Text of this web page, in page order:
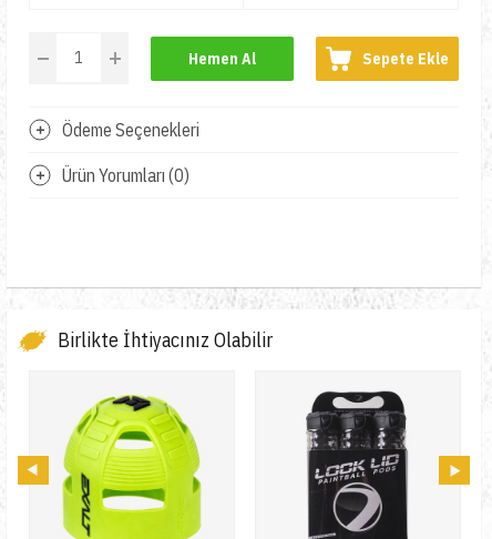
Hemen Al Sepete Ekle
Ödeme Seçenekleri
Ürün Yorumları (0)
Birlikte İhtiyacınız Olabilir